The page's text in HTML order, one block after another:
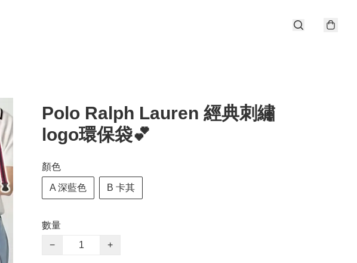
Polo Ralph Lauren 經典刺繡
logo環保袋💕
顏色
A 深藍色 B 卡其
數量
−
+